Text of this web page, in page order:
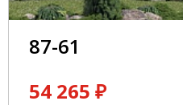
87-61
54 265 ₽